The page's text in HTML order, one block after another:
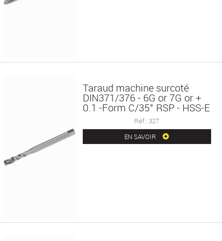
Taraud machine surcoté
DIN371/376 - 6G or 7G or +
0.1 -Form C/35° RSP - HSS-E
Réf : 327
EN SAVOIR